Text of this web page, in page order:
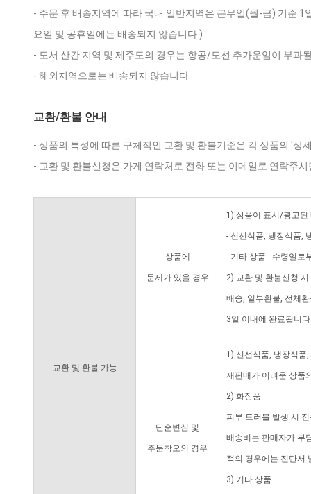
- 주문 후 배송지역에 따라 국내 일반지역은 근무일(월-금) 기준
요일 및 공휴일에는 배송되지 않습니다.)
- 도서 산간 지역 및 제주도의 경우는 항공/도선 추가운임이 부과
- 해외지역으로는 배송되지 않습니다.
교환/환불 안내
- 상품의 특성에 따른 구체적인 교환 및 환불기준은 각 상품의 '상
- 교환 및 환불신청은 가게 연락처로 전화 또는 이메일로 연락주
교환 및 환불 가능
상품에
문제가 있을 경우
1) 상품이 표시/광고된
- 신선식품, 냉장식품,
- 기타 상품 : 수령일로
2) 교환 및 환불신청
배송, 일부환불, 전체
3일 이내에 완료됩니
단순변심 및
주문착오의 경우
1) 신선식품, 냉장식품
재판매가 어려운 상품
2) 화장품
피부 트러블 발생 시
배송비는 판매자가 부
적의 경우에는 진단서
3) 기타 상품